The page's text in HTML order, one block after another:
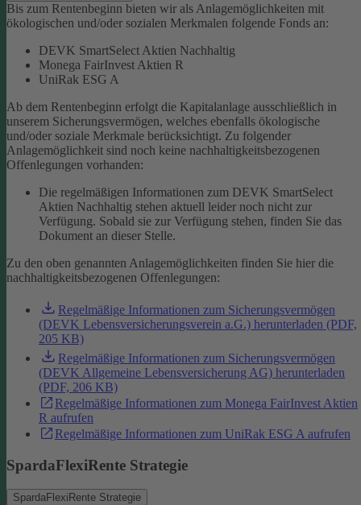
Bis zum Rentenbeginn bieten wir als Anlagemöglichkeiten mit
ökologischen und/oder sozialen Merkmalen folgende Fonds an:
DEVK SmartSelect Aktien Nachhaltig
Monega FairInvest Aktien R
UniRak ESG A
Ab dem Rentenbeginn erfolgt die Kapitalanlage ausschließlich in
unserem Sicherungsvermögen, welches ebenfalls ökologische
und/oder soziale Merkmale berücksichtigt. Zu folgender
Anlagemöglichkeit sind noch keine nachhaltigkeitsbezogenen
Offenlegungen vorhanden:
Die regelmäßigen Informationen zum DEVK SmartSelect
Aktien Nachhaltig stehen aktuell leider noch nicht zur
Verfügung. Sobald sie zur Verfügung stehen, finden Sie das
Dokument an dieser Stelle.
Zu den oben genannten Anlagemöglichkeiten finden Sie hier die
nachhaltigkeitsbezogenen Offenlegungen:
Regelmäßige Informationen zum Sicherungsvermögen
(DEVK Lebensversicherungsverein a.G.) herunterladen (PDF,
205 KB)
Regelmäßige Informationen zum Sicherungsvermögen
(DEVK Allgemeine Lebensversicherung AG) herunterladen
(PDF, 206 KB)
Regelmäßige Informationen zum Monega FairInvest Aktien
R aufrufen
Regelmäßige Informationen zum UniRak ESG A aufrufen
SpardaFlexiRente Strategie
SpardaFlexiRente Strategie